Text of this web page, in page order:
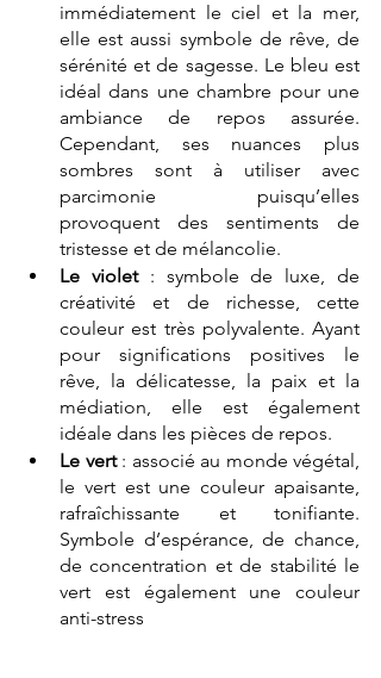
immédiatement le ciel et la mer,
elle est aussi symbole de rêve, de
sérénité et de sagesse. Le bleu est
idéal dans une chambre pour une
ambiance de repos assurée.
Cependant, ses nuances plus
sombres sont à utiliser avec
parcimonie puisqu’elles
provoquent des sentiments de
tristesse et de mélancolie.
Le violet : symbole de luxe, de
créativité et de richesse, cette
couleur est très polyvalente. Ayant
pour significations positives le
rêve, la délicatesse, la paix et la
médiation, elle est également
idéale dans les pièces de repos.
Le vert : associé au monde végétal,
le vert est une couleur apaisante,
rafraîchissante et tonifiante.
Symbole d’espérance, de chance,
de concentration et de stabilité le
vert est également une couleur
anti-stress